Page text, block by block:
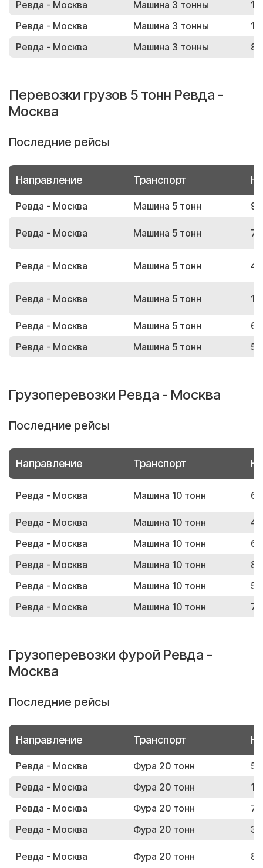
Ревда - Москва
Машина 3 тонны
Ревда - Москва
Машина 3 тонны
Ревда - Москва
Машина 3 тонны
Перевозки грузов 5 тонн Ревда -
Москва
Последние рейсы
Направление Транспорт
Ревда - Москва Машина 5 тонн
Ревда - Москва Машина 5 тонн
Ревда - Москва Машина 5 тонн
Ревда - Москва Машина 5 тонн
Ревда - Москва Машина 5 тонн
Ревда - Москва
Машина 5 тонн
Грузоперевозки Ревда - Москва
Последние рейсы
Направление Транспорт
Ревда - Москва Машина 10 тонн
Ревда - Москва Машина 10 тонн
Ревда - Москва
Машина 10 тонн
Ревда - Москва
Машина 10 тонн
Ревда - Москва
Машина 10 тонн
Ревда - Москва
Машина 10 тонн
Грузоперевозки фурой Ревда -
Москва
Последние рейсы
Направление Транспорт
Ревда - Москва Фура 20 тонн
Ревда - Москва
Фура 20 тонн
Ревда - Москва
Фура 20 тонн
Ревда - Москва
Фура 20 тонн
Ревда - Москва Фура 20 тонн